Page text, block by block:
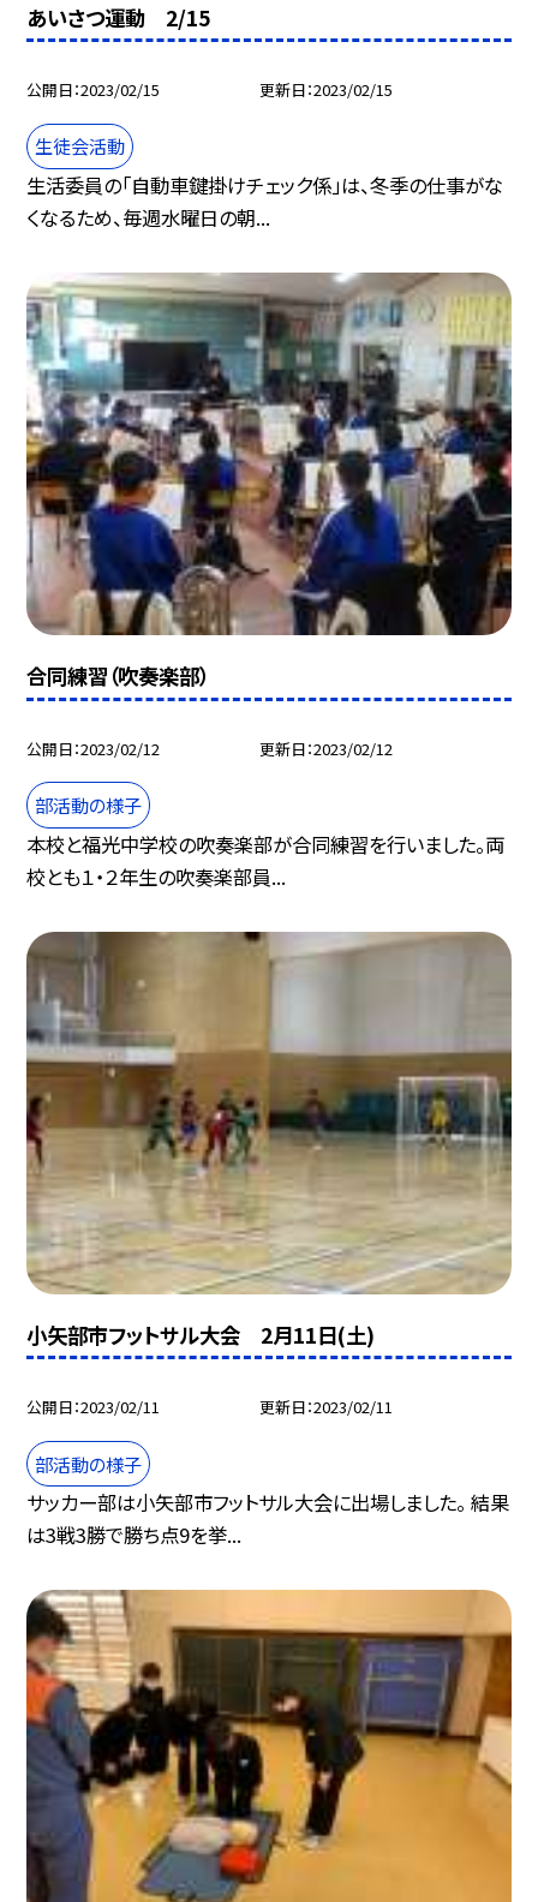
あいさつ運動 2/15
公開日 2023/02/15 更新日 2023/02/15
生徒会活動
生活委員の「自動車鍵掛けチェック係」は、冬季の仕事がな
くなるため、毎週水曜日の朝...
合同練習（吹奏楽部）
公開日 2023/02/12 更新日 2023/02/12
部活動の様子
本校と福光中学校の吹奏楽部が合同練習を行いました。両
校とも１・２年生の吹奏楽部員...
小矢部市フットサル大会 2月11日(土)
公開日 2023/02/11 更新日 2023/02/11
部活動の様子
サッカー部は小矢部市フットサル大会に出場しました。 結果
は3戦3勝で勝ち点9を挙...